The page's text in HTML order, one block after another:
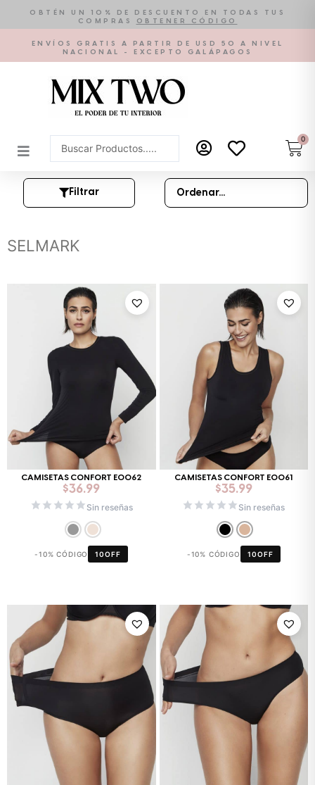
contenido
OBTÉN UN 10% DE DESCUENTO EN TODAS TUS
COMPRAS
OBTENER CÓDIGO
ENVÍOS GRATIS A PARTIR DE USD 50 A NIVEL
NACIONAL - EXCEPTO GALÁPAGOS
Search
...
0
Filtrar
SELMARK
CAMISETAS CONFORT E0062
$36.99
Sin reseñas
-10% CÓDIGO 10OFF
CAMISETAS CONFORT E0061
$35.99
Sin reseñas
-10% CÓDIGO 10OFF